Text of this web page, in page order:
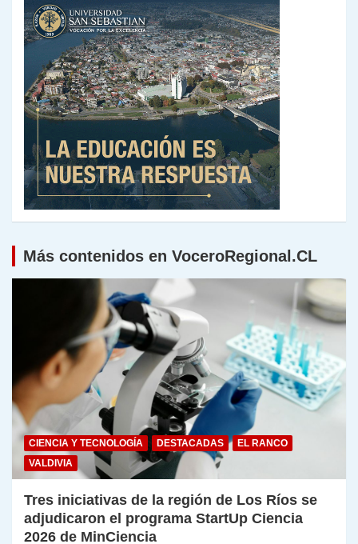
Más contenidos en VoceroRegional.CL
CIENCIA Y TECNOLOGÍA DESTACADAS
EL RANCO
VALDIVIA
Tres iniciativas de la región de Los Ríos se
adjudicaron el programa StartUp Ciencia
2026 de MinCiencia